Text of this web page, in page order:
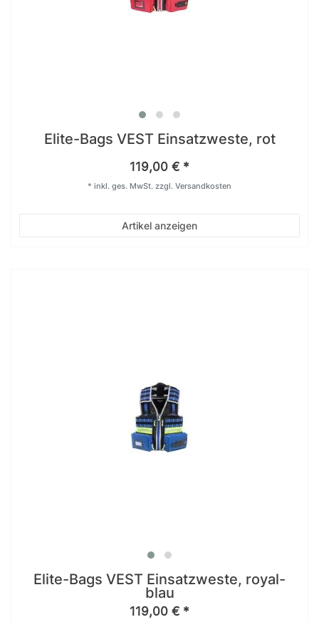
Elite-Bags VEST Einsatzweste, rot
119,00 € *
Artikel anzeigen
* inkl. ges. MwSt. zzgl. Versandkosten
Elite-Bags VEST Einsatzweste, royal-
blau
119,00 € *